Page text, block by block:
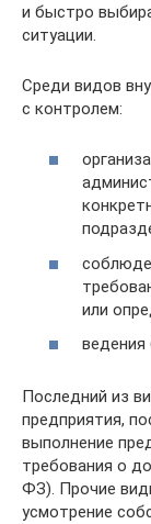
и быстро
ситуации.
Среди видов
с контролем:
или
ведения
Последний из
предприятия,
выполнение
требования о
ФЗ). Прочие
усмотрение